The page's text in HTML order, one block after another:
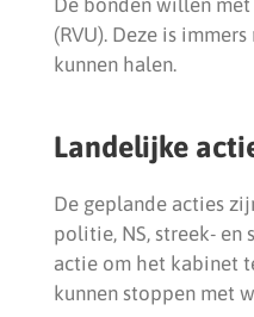
(RVU). Deze is
kunnen halen.
Landelijke
De geplande acties
politie, NS, streek- en
actie om het kabinet
kunnen stoppen met